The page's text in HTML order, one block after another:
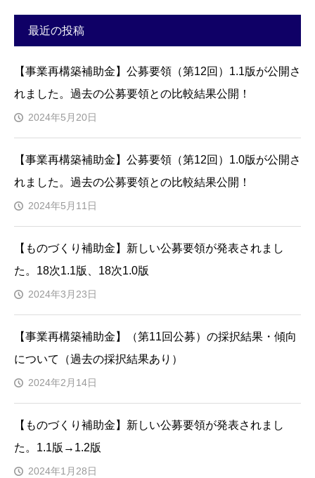
最近の投稿
【事業再構築補助金】公募要領（第12回）1.1版が公開さ
れました。過去の公募要領との比較結果公開！
2024年5月20日
【事業再構築補助金】公募要領（第12回）1.0版が公開さ
れました。過去の公募要領との比較結果公開！
2024年5月11日
【ものづくり補助金】新しい公募要領が発表されまし
た。18次1.1版、18次1.0版
2024年3月23日
【事業再構築補助金】（第11回公募）の採択結果・傾向
について（過去の採択結果あり）
2024年2月14日
【ものづくり補助金】新しい公募要領が発表されまし
た。1.1版→1.2版
2024年1月28日